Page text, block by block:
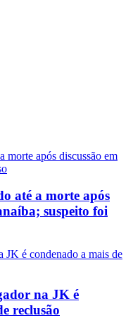
até a morte após
suspeito foi
na JK é
reclusão